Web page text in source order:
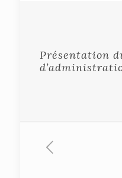
Présentation